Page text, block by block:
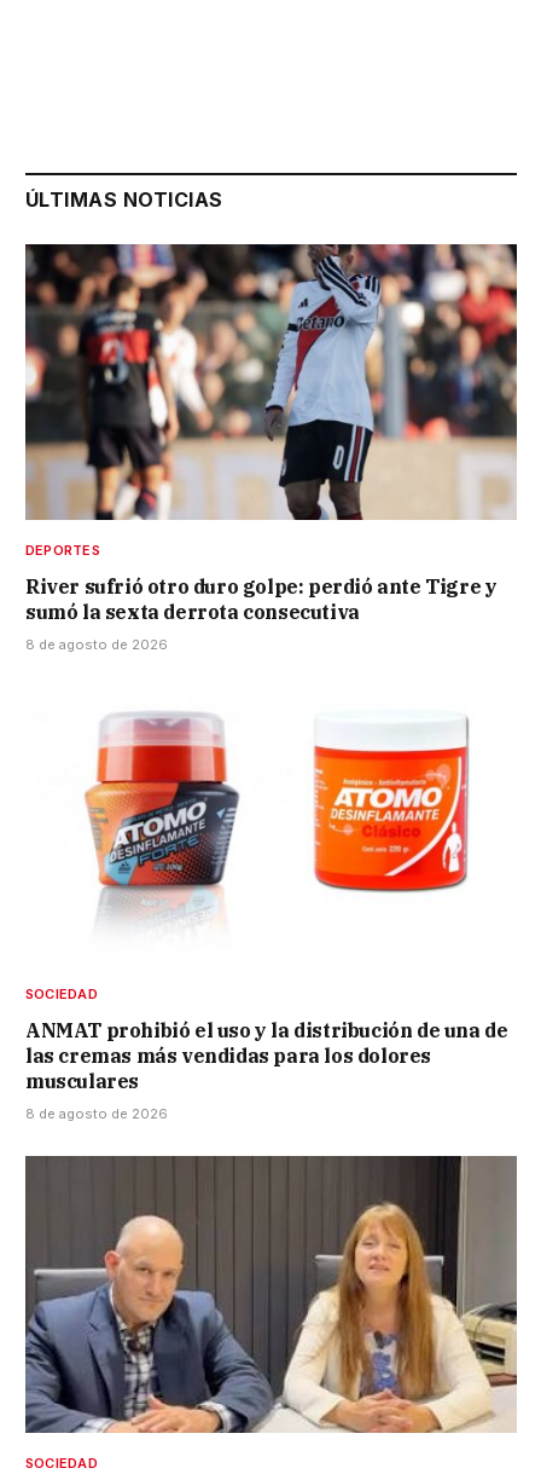
ÚLTIMAS NOTICIAS
DEPORTES
River sufrió otro duro golpe: perdió ante Tigre y
sumó la sexta derrota consecutiva
8 de agosto de 2026
SOCIEDAD
ANMAT prohibió el uso y la distribución de una de
las cremas más vendidas para los dolores
musculares
8 de agosto de 2026
SOCIEDAD